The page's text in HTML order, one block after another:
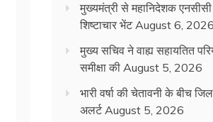
मुख्यमंत्री से महानिदेशक
शिष्टाचार भेंट August 6, 2026
मुख्य सचिव ने वाह्य सहायतित
समीक्षा की August 5, 2026
भारी वर्षा की चेतावनी के बीच
अलर्ट August 5, 2026